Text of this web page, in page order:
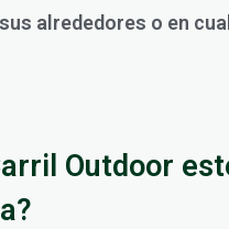
alrededores o en
Outdoor